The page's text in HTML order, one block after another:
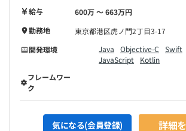
給与
600万 〜 663万円
勤務地
東京都港区虎ノ門2丁目3-17
開発環境
Java Objective-C Swift
JavaScript
Kotlin
フレームワー
ク
気になる(会員登録) 詳細